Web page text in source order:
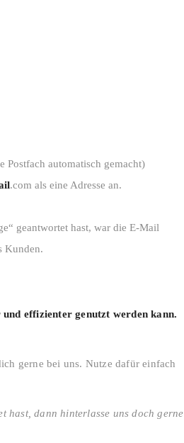
automatisch gemacht)
.com als eine Adresse an.
geantwortet hast, war die E-Mail
Kunden.
effizienter genutzt werden kann.
gerne bei uns. Nutze dafür einfach
hast, dann hinterlasse uns doch gerne